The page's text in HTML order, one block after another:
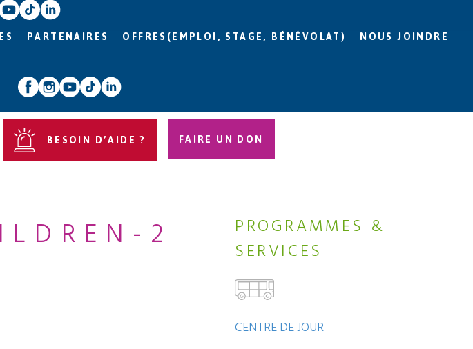
PARTENAIRES OFFRES(EMPLOI, STAGE, BÉNÉVOLAT) NOUS JOINDRE
BESOIN D’AIDE ? FAIRE UN DON
2
PROGRAMMES &
SERVICES
CENTRE DE JOUR